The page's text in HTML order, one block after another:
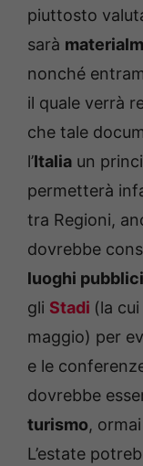
piuttosto
sarà
nonché
il quale verrà
che tale
l’Italia un
permetterà
tra Regioni,
dovrebbe
luoghi pubblici
gli Stadi (la
maggio) per
e le
dovrebbe
turismo,
L’estate